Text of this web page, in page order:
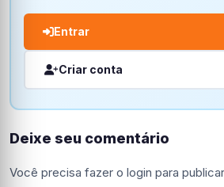
Entrar
Criar conta
Deixe seu comentário
Você precisa fazer o login para